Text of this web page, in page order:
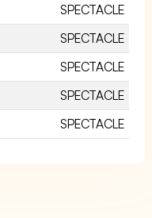
SPECTACLE
SPECTACLE
SPECTACLE
SPECTACLE
SPECTACLE